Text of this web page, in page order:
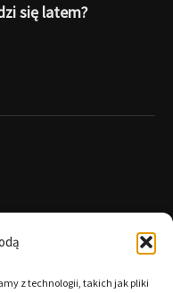
z technologii, takich jak pliki
się latem?